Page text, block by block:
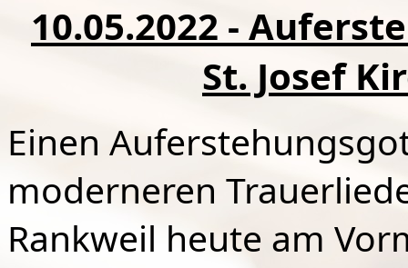
10.05.2022 -
St. Josef
Einen
moderneren
Rankweil heute am